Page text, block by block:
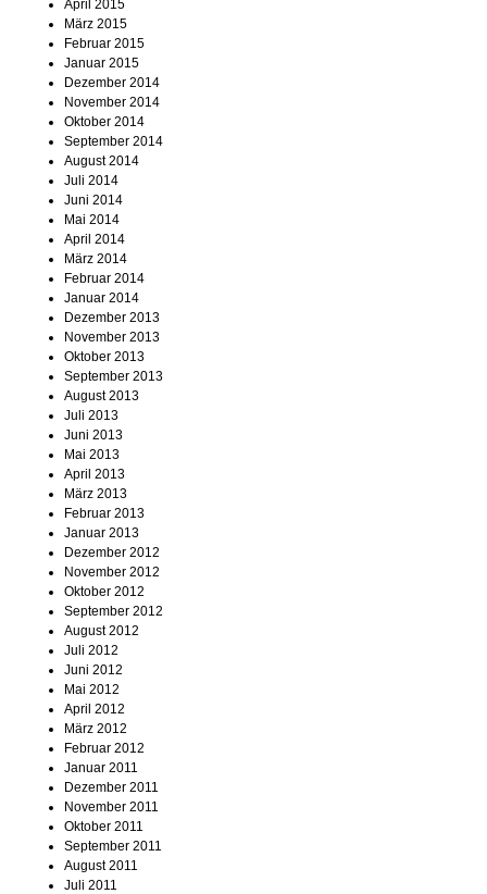
April 2015
März 2015
Februar 2015
Januar 2015
Dezember 2014
November 2014
Oktober 2014
September 2014
August 2014
Juli 2014
Juni 2014
Mai 2014
April 2014
März 2014
Februar 2014
Januar 2014
Dezember 2013
November 2013
Oktober 2013
September 2013
August 2013
Juli 2013
Juni 2013
Mai 2013
April 2013
März 2013
Februar 2013
Januar 2013
Dezember 2012
November 2012
Oktober 2012
September 2012
August 2012
Juli 2012
Juni 2012
Mai 2012
April 2012
März 2012
Februar 2012
Januar 2011
Dezember 2011
November 2011
Oktober 2011
September 2011
August 2011
Juli 2011